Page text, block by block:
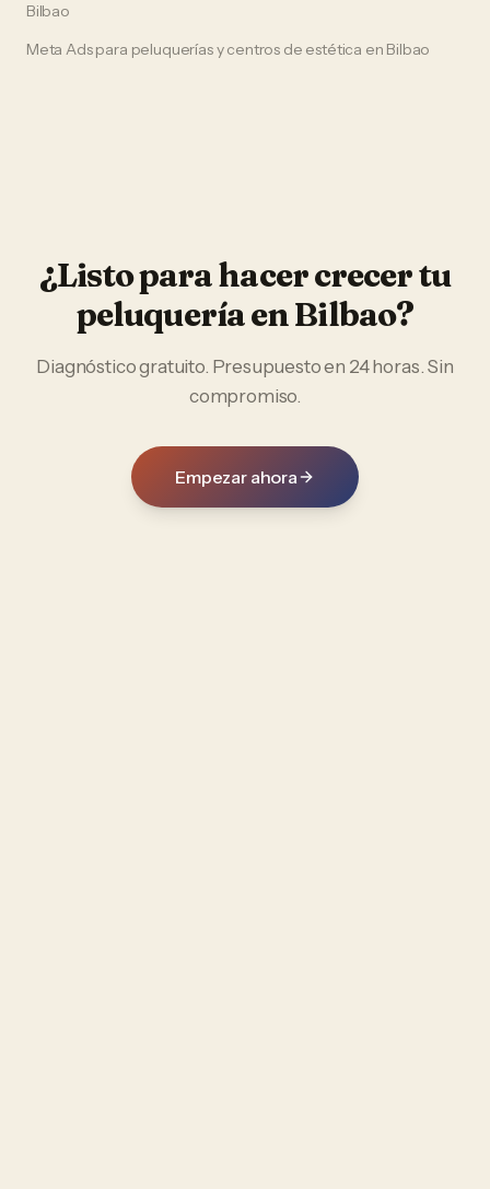
Bilbao
Meta Adspara peluquerías y centros de estética en Bilbao
¿Listo para hacer crecer tu
peluqueríaenBilbao?
Diagnóstico gratuito. Presupuesto en 24 horas. Sin
compromiso.
Empezar ahora